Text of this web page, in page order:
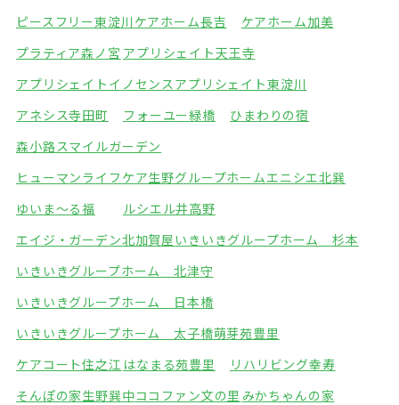
ピースフリー東淀川 ケアホーム長吉
ケアホーム加美
プラティア森ノ宮 アプリシェイト天王寺
アプリシェイトイノセンス アプリシェイト東淀川
アネシス寺田町
フォーユー緑橋
ひまわりの宿
森小路スマイルガーデン
ヒューマンライフケア生野グループホームエニシエ北巽
ゆいま～る福
ルシエル井高野
エイジ・ガーデン北加賀屋いきいきグループホーム 杉本
いきいきグループホーム 北津守
いきいきグループホーム 日本橋
いきいきグループホーム 太子橋萌芽苑豊里
ケアコート住之江 はなまる苑豊里
リハリビング幸寿
そんぽの家生野巽中ココファン文の里 みかちゃんの家